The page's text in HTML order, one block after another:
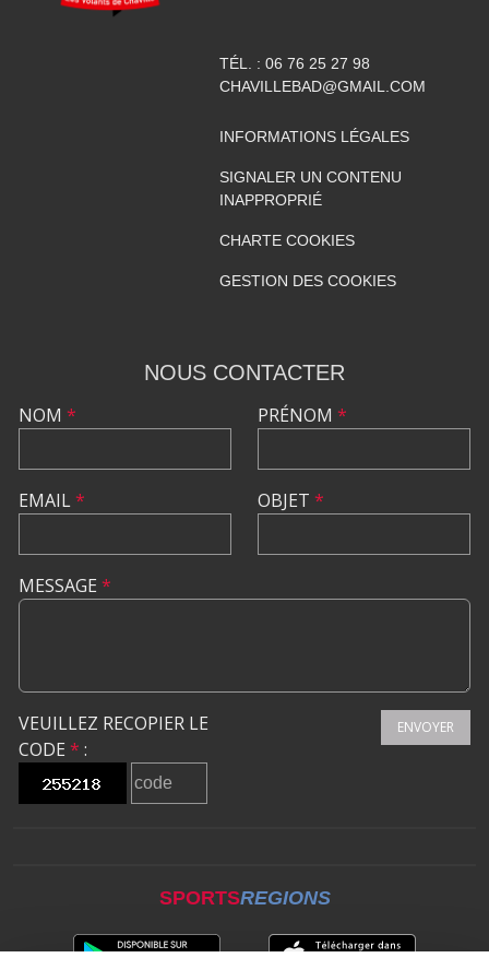
TÉL. : 06 76 25 27 98
CHAVILLEBAD@GMAIL.COM
INFORMATIONS LÉGALES
SIGNALER UN CONTENU
INAPPROPRIÉ
CHARTE COOKIES
GESTION DES COOKIES
NOUS CONTACTER
NOM *
EMAIL*
PRÉNOM *
OBJET *
MESSAGE *
VEUILLEZ RECOPIER LE
CODE * :
ENVOYER
SPORTSREGIONS